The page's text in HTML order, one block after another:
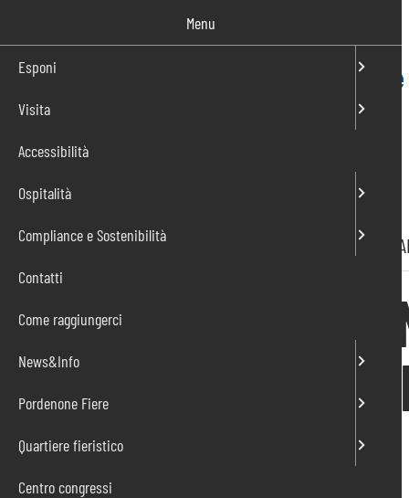
contenuto
IT
Home»News» PUNTO DI INCONTRO POSTICIPATA
PUNTO DI
AL 13 – 14
22/10/2020
Menu
Esponi
Visita
Accessibilità
Ospitalità
Compliance e Sostenibilità
Contatti
Come raggiungerci
News&Info
Pordenone Fiere
Quartiere fieristico
Centro congressi